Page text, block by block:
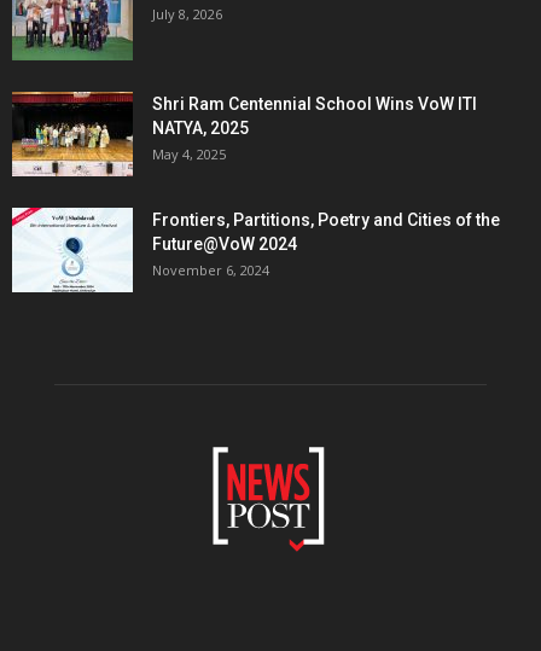
July 8, 2026
Shri Ram Centennial School Wins VoW ITI
NATYA, 2025
May 4, 2025
Frontiers, Partitions, Poetry and Cities of the
Future@VoW 2024
November 6, 2024